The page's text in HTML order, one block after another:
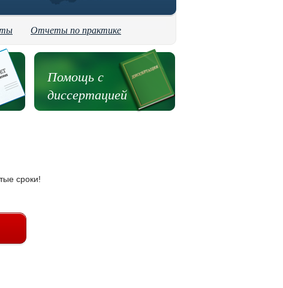
Отчеты по практике
Помощь с
диссертацией
сроки!